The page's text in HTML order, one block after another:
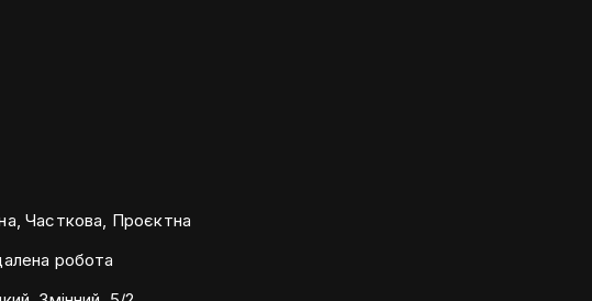
Часткова, Проєктна
робота